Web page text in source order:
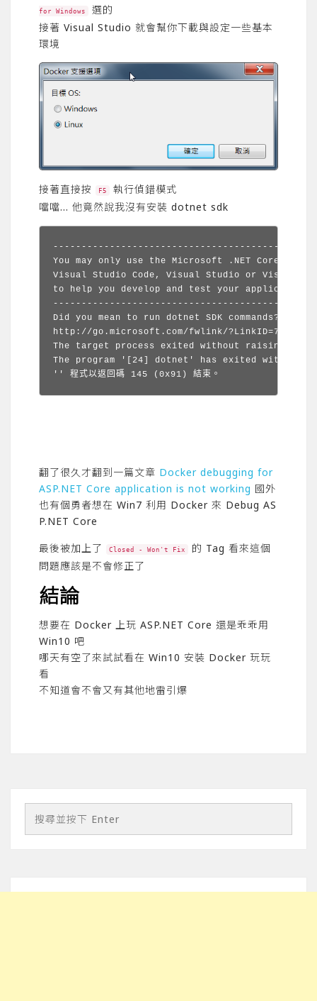
for Windows
選的
接著 Visual Studio 就會幫你下載與設定一些基本
環境
接著直接按 F5
執行偵錯模式
噹噹… 他竟然說我沒有安裝 dotnet sdk
You may only use the Microsoft .NET Core
Visual Studio Code, Visual Studio or Visual
to help you develop and test your
Did you mean to run dotnet SDK commands?
http://go.microsoft.com/fwlink/
The target process exited without raising a
The program '[24] dotnet' has exited with code
'' 程式以返回碼 145 (0x91) 結束。
翻了很久才翻到一篇文章 Docker debugging for
ASP.NET Core application is not working 國外
也有個勇者想在 Win7 利用 Docker 來 Debug AS
P.NET Core
最後被加上了
Closed - Won't Fix
的 Tag 看來這個
問題應該是不會修正了
結論
想要在 Docker 上玩 ASP.NET Core 還是乖乖用
Win10 吧
哪天有空了來試試看在 Win10 安裝 Docker 玩玩
看
不知道會不會又有其他地雷引爆